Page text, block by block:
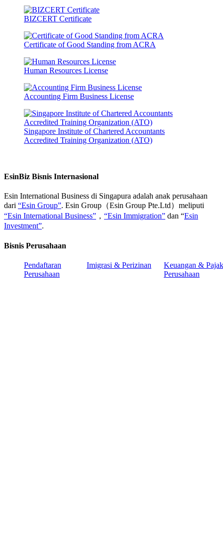
BIZCERT Certificate
Certificate of Good Standing from ACRA
Human Resources License
Accounting Firm Business License
Singapore Institute of Chartered Accountants
Accredited Training Organization (ATO)
EsinBiz Bisnis Internasional
Esin International Business di Singapura adalah anak perusahaan
dari “Esin Group”. Esin Group（Esin Group Pte.Ltd）meliputi
“Esin International Business” ， “Esin Immigration” dan “Esin
Investment”.
Bisnis Perusahaan
Pendaftaran
Perusahaan
Imigrasi & Perizinan
Keuangan & Pajak
Perusahaan